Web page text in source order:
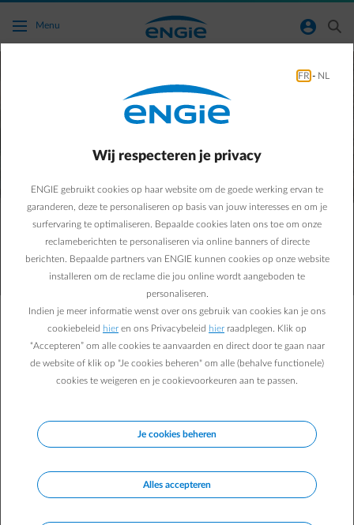
Ga naar de hoofdinhoud
Menu normal-account-circle search
Je elektrische wagenefficiënter
thuis opladen
Ontdek de laadoplossingen
Bestuurders van elektrische voertuigen of plug-
in hybride voertuigen laden hun wagen
gemiddeld 80% van de tijd thuis op. Om uw
je auto en woning.
FR - NL
Wij respecteren je privacy
ENGIE gebruikt cookies op haar website om de goede werking ervan te
garanderen, deze te personaliseren op basis van jouw interesses en om je
surfervaring te optimaliseren. Bepaalde cookies laten ons toe om onze
reclameberichten te personaliseren via online banners of directe
berichten. Bepaalde partners van ENGIE kunnen cookies op onze website
installeren om de reclame die jou online wordt aangeboden te
personaliseren.
Indien je meer informatie wenst over ons gebruik van cookies kan je ons
cookiebeleid hier en ons Privacybeleid hier raadplegen. Klik op
“Accepteren” om alle cookies te aanvaarden en direct door te gaan naar
de website of klik op "Je cookies beheren" om alle (behalve functionele)
cookies te weigeren en je cookievoorkeuren aan te passen.
Je cookies beheren
Alles accepteren